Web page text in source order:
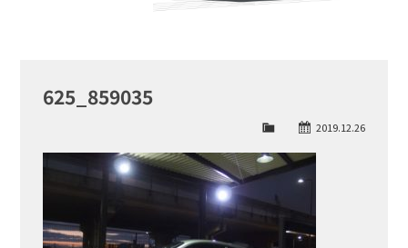
アクセス625_859035
2019.12.26